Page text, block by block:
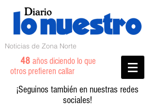
Noticias de Zona Norte
48 años diciendo lo que
otros prefieren callar
¡Seguinos también en nuestras redes
sociales!